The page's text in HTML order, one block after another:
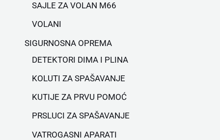
SAJLE ZA VOLAN M66
VOLANI
SIGURNOSNA OPREMA
DETEKTORI DIMA I PLINA
KOLUTI ZA SPAŠAVANJE
KUTIJE ZA PRVU POMOĆ
PRSLUCI ZA SPAŠAVANJE
VATROGASNI APARATI